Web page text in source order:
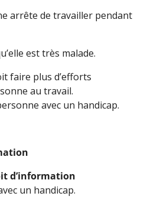
arrête de travailler pendant
est très malade.
faire plus d’efforts
au travail.
avec un handicap.
d’information
un handicap.